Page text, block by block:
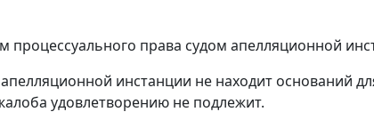
права судом апелляционной
инстанции не находит оснований
удовлетворению не подлежит.